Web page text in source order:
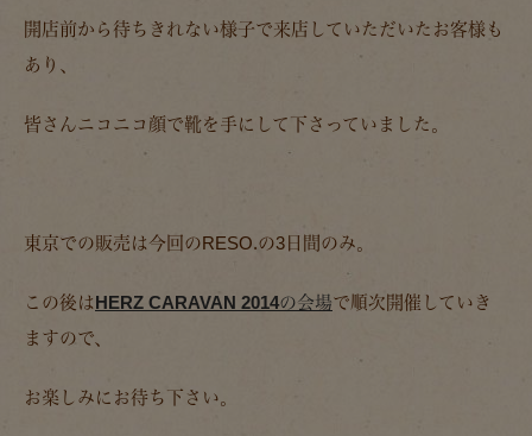
開店前から待ちきれない様子で来店していただいたお客様も
あり、
皆さんニコニコ顔で靴を手にして下さっていました。
東京での販売は今回のRESO.の3日間のみ。
この後はHERZ CARAVAN 2014の会場で順次開催していき
ますので、
お楽しみにお待ち下さい。